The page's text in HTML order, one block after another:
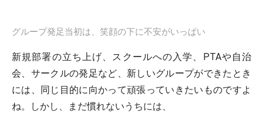
グループ発足当初は、笑顔の下に不安がいっぱい
新規部署の立ち上げ、スクールへの入学、PTAや自治
会、サークルの発足など、新しいグループができたとき
には、同じ目的に向かって頑張っていきたいものですよ
ね。しかし、まだ慣れないうちには、